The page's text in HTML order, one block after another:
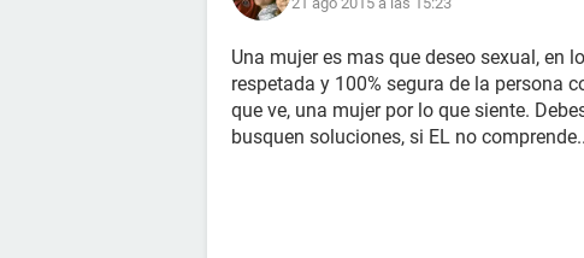
Una mujer es mas que deseo sexual, en
respetada y 100% segura de la persona
que ve, una mujer por lo que siente.
busquen soluciones, si EL no